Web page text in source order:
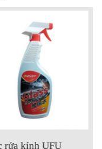
Dung dịch xúc bình